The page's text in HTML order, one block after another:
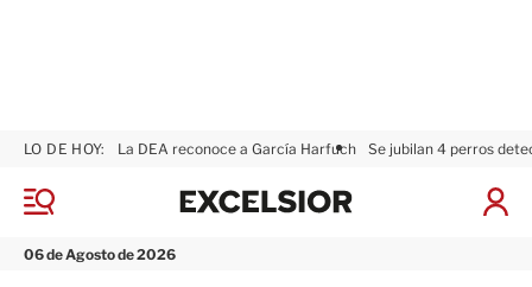
M
n
06 de Agosto de 2026
LO DE HOY: La DEA reconoce a García Harfuch Se jubilan 4 perros
I
x